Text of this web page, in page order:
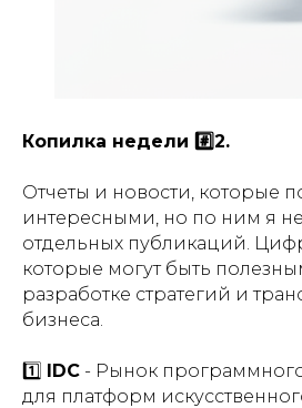
Копилка недели #️⃣2.
Отчеты и новости, которые
интересными, но по ним я
отдельных публикаций.
которые могут быть
разработке стратегий и
бизнеса.
1️⃣ IDC - Рынок
для платформ